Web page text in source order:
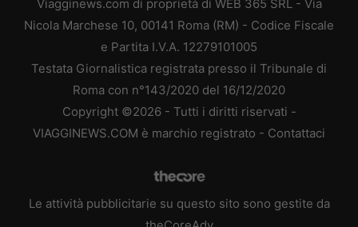
Viagginews.com di proprietà di WEB 365 SRL - Via
Nicola Marchese 10, 00141 Roma (RM) - Codice Fiscale
e Partita I.V.A. 12279101005
Testata Giornalistica registrata presso il Tribunale di
Roma con n°143/2020 del 16/12/2020
Copyright ©2026 - Tutti i diritti riservati -
VIAGGINEWS.COM è marchio registrato - Contattaci
Le attività pubblicitarie su questo sito sono gestite da